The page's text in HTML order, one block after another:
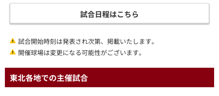
試合日程はこちら
試合開始時刻は発表され次第、掲載いたします。
開催球場は変更になる可能性がございます。
東北各地での主催試合